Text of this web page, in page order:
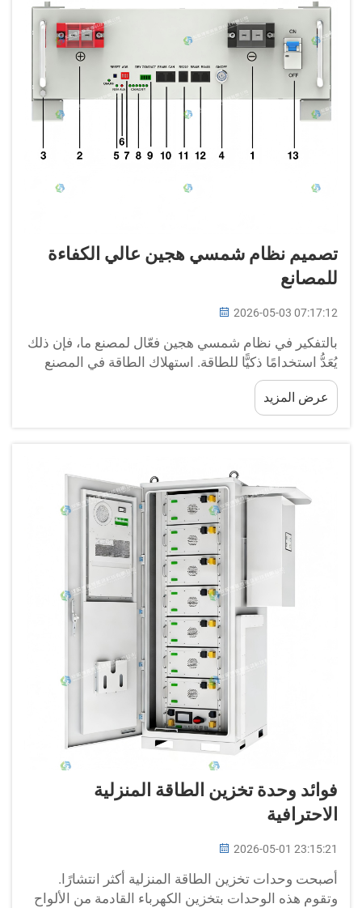
تصميم نظام شمسي هجين عالي الكفاءة
للمصانع
2026-05-03 07:17:12
بالتفكير في نظام شمسي هجين فعّال لمصنع ما، فإن ذلك
يُعَدُّ استخدامًا ذكيًّا للطاقة. استهلاك الطاقة في المصنع
لدى BOX-E: فنحن ندرك أن المصانع تستهلك كمية كبيرة
من الطاقة لتشغيلها، وعلى الرغم من أن الحصول على
هذه الطاقة قد يتطلّب جهدًا معينًا، فإن الطاقة الشمسية
عرض المزيد
فوائد وحدة تخزين الطاقة المنزلية
الاحترافية
2026-05-01 23:15:21
أصبحت وحدات تخزين الطاقة المنزلية أكثر انتشارًا.
وتقوم هذه الوحدات بتخزين الكهرباء القادمة من الألواح